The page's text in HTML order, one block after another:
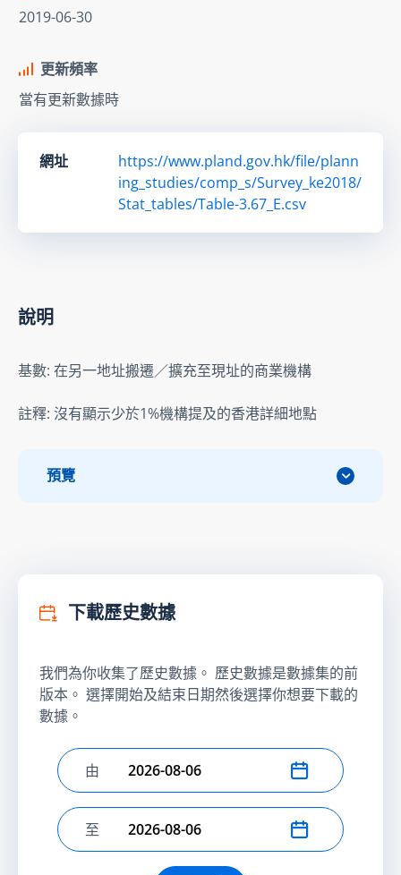
2019-06-30
更新頻率
當有更新數據時
網址
https://www.pland.gov.hk/file/plann
ing_studies/comp_s/Survey_ke2018/
Stat_tables/Table-3.67_E.csv
說明
基數: 在另一地址搬遷／擴充至現址的商業機構
註釋: 沒有顯示少於1%機構提及的香港詳細地點
預覽
下載歷史數據
我們為你收集了歷史數據。 歷史數據是數據集的前
版本。 選擇開始及結束日期然後選擇你想要下載的
數據。
選擇開始日期
由
選擇結束日期
至